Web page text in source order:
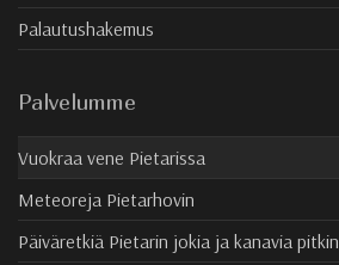
Palautushakemus
Palvelumme
Vuokraa vene Pietarissa
Meteoreja Pietarhovin
Päiväretkiä Pietarin jokia ja kanavia pitkin